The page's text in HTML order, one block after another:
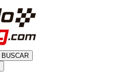
BUSCAR